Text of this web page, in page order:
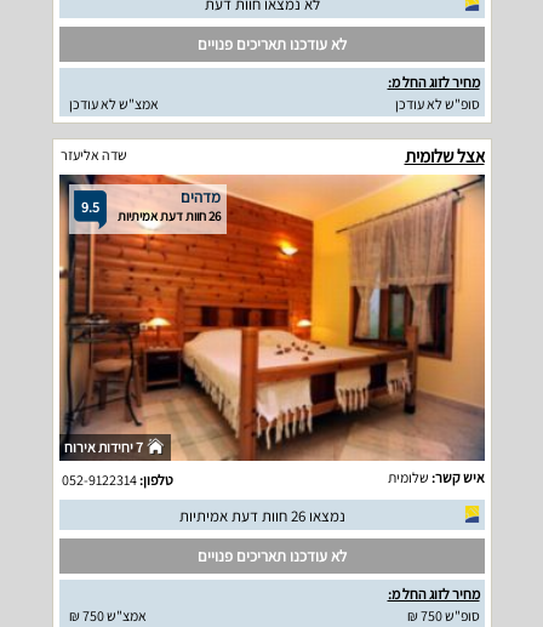
לא נמצאו חוות דעת
לא עודכנו תאריכים פנויים
מחיר לזוג החל מ:
סופ"ש לא עודכן
אמצ"ש לא עודכן
אצל שלומית שדה אליעזר
9.5 מדהים
26 חוות דעת אמיתיות
7 יחידות אירוח
איש קשר: שלומית טלפון:052-9122314
נמצאו 26 חוות דעת אמיתיות
לא עודכנו תאריכים פנויים
מחיר לזוג החל מ:
סופ"ש 750 ₪
אמצ"ש 750 ₪